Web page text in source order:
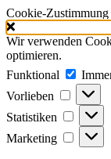
Cookie-Zustimmung
Wir verwenden
optimieren.
Funktional
Vorlieben
Statistiken
Marketing